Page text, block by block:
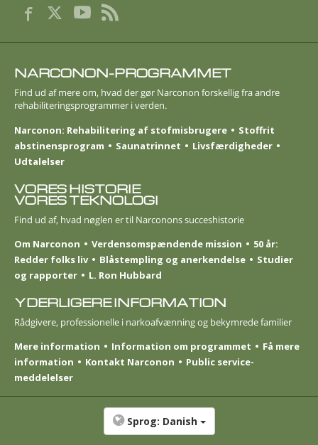
NARCONON-PROGRAMMET
Find ud af mere om, hvad der gør Narconon forskellig fra andre
rehabiliteringsprogrammer i verden.
Narconon: Rehabilitering af stofmisbrugere
Stoffrit
abstinensprogram
Saunatrinnet
Livsfærdigheder
Udtalelser
VORES HISTORIE
VORES TEKNOLOGI
Find ud af, hvad nøglen er til Narconons succeshistorie
Om Narconon
Verdensomspændende mission
50 år:
Redder folks liv
Blåstempling og anerkendelse
Studier
og rapporter
L. Ron Hubbard
YDERLIGERE INFORMATION
Rådgivere, professionelle i narkoafvænning og bekymrede familier
Mere information
Information om programmet
Få mere
information
Kontakt Narconon
Public service-
meddelelser
Sprog: Danish